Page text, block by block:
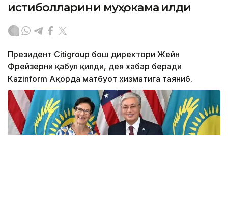
истиқболларини муҳокама қилди
Президент Citigroup бош директори Жейн
Фрейзерни қабул қилди, дея хабар беради
Кazinform Ақорда матбуот хизматига таяниб.